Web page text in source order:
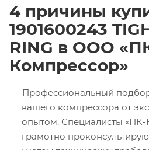
4 причины
1901600243
RING в ООО
Компрессор»
Профессиональный
вашего компрессора от
опытом. Специалисты «ПК-
грамотно